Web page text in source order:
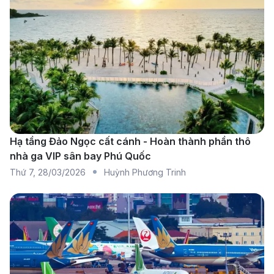
Vietnam Airlines
: Cung cấp các chuyến bay nối
chuyến từ Vinh đến Nam Kinh với điểm dừng tại Hà
Nội hoặc TP.HCM. Đây là hãng hàng không uy tín
với chất lượng dịch vụ cao và lịch trình linh hoạt.
China Southern Airlines: Hãng hàng không này
khai thác các chuyến bay đến Nam Kinh qua
Quảng Châu, một trong những hãng hàng không
lớn nhất Trung Quốc, cung cấp nhiều chuyến bay
nội địa thuận tiện.
China Eastern Airlines: Hãng hàng không cung
cấp các chuyến bay đến Nam Kinh với điểm dừng
tại Côn Minh. Đây là một trong những hãng hàng
không lớn của Trung Quốc với dịch vụ bay tốt và
Hạ tầng Đảo Ngọc cất cánh - Hoàn thành phần thô
nhà ga VIP sân bay Phú Quốc
Thứ 7, 28/03/2026 Huỳnh Phương Trinh